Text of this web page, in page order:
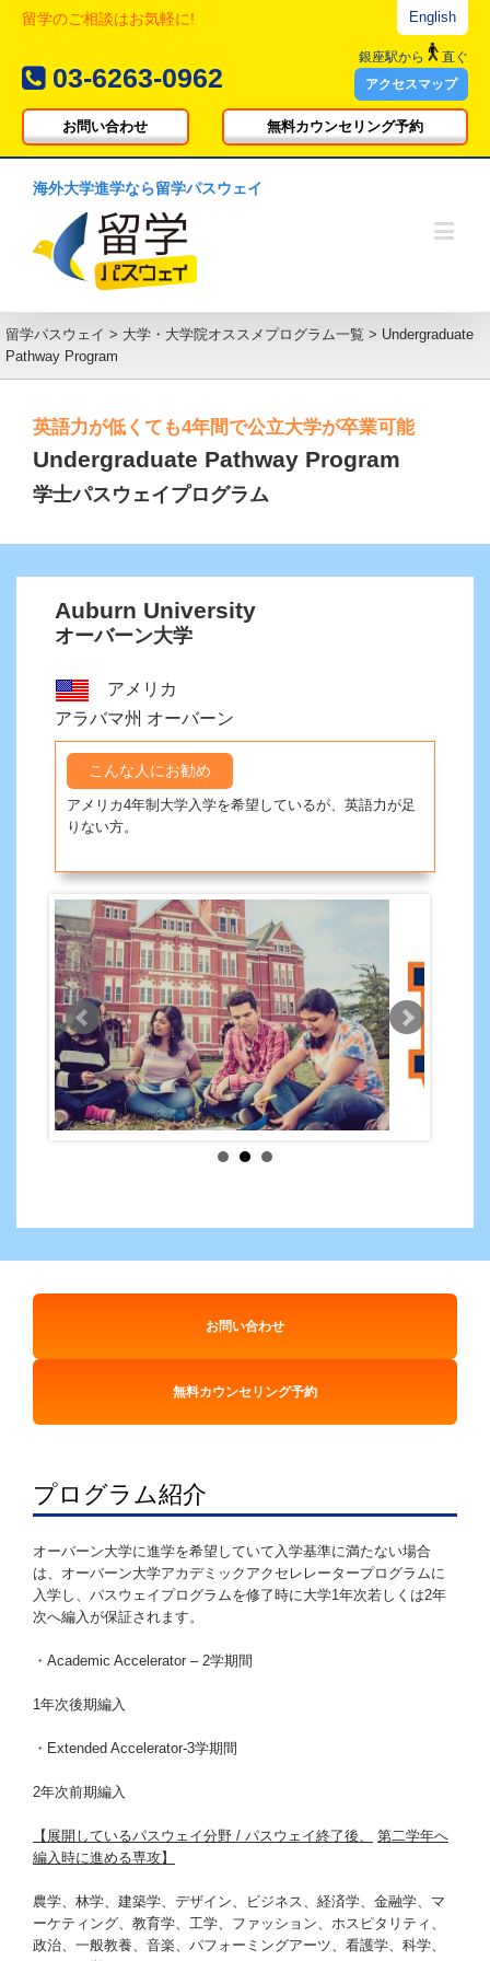
留学のご相談はお気軽に!
03-6263-0962
English
銀座駅から
直ぐ
アクセスマップ
お問い合わせ 無料カウンセリング予約
海外大学進学なら留学パスウェイ
留学パスウェイ > 大学・大学院オススメプログラム一覧 > Undergraduate
Pathway Program
英語力が低くても4年間で公立大学が卒業可能
Undergraduate Pathway Program
学士パスウェイプログラム
Auburn University
オーバーン大学
アメリカ
アラバマ州 オーバーン
こんな人にお勧め
アメリカ4年制大学入学を希望しているが、英語力が足
りない方。
お問い合わせ
無料カウンセリング予約
プログラム紹介
オーバーン大学に進学を希望していて入学基準に満たない場合
は、オーバーン大学アカデミックアクセレレータープログラムに
入学し、パスウェイプログラムを修了時に大学1年次若しくは2年
次へ編入が保証されます。
・Academic Accelerator – 2学期間
1年次後期編入
・Extended Accelerator-3学期間
2年次前期編入
【展開しているパスウェイ分野/パスウェイ終了後、 第二学年へ
編入時に進める専攻】
農学、林学、建築学、デザイン、ビジネス、経済学、金融学、マ
ーケティング、教育学、工学、ファッション、ホスピタリティ、
政治、一般教養、音楽、パフォーミングアーツ、看護学、科学、